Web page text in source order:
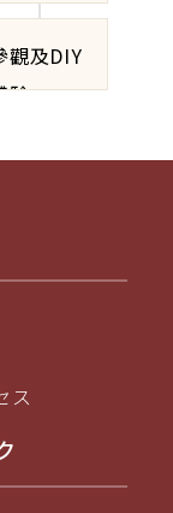
觀及DIY
驗
ス